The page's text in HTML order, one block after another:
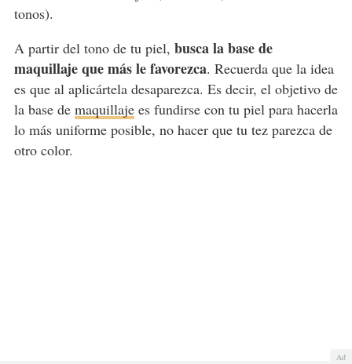
tonos).
A partir del tono de tu piel, busca la base de
maquillaje que más le favorezca. Recuerda que la idea
es que al aplicártela desaparezca. Es decir, el objetivo de
la base de maquillajees fundirse con tu piel para hacerla
lo más uniforme posible, no hacer que tu tez parezca de
otro color.
Ad